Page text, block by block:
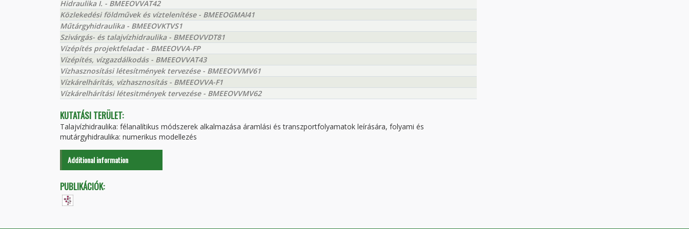
Hidraulika I. - BMEEOVVAT42
Közlekedési földművek és víztelenítése - BMEEOGMAI41
Műtárgyhidraulika - BMEEOVKTVS1
Szivárgás- és talajvízhidraulika - BMEEOVVDT81
Vízépítés projektfeladat - BMEEOVVA-FP
Vízépítés, vízgazdálkodás - BMEEOVVAT43
Vízhasznosítási létesítmények tervezése - BMEEOVVMV61
Vízkárelhárítás, vízhasznosítás - BMEEOVVA-F1
Vízkárelhárítási létesitmények tervezése - BMEEOVVMV62
KUTATÁSI TERÜLET:
Talajvízhidraulika: félanalítikus módszerek alkalmazása áramlási és transzportfolyamatok leírására, folyami és
mutárgyhidraulika: numerikus modellezés
Additional information
PUBLIKÁCIÓK: